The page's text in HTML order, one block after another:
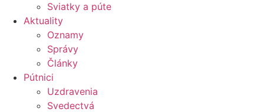
Sviatky a púte
Aktuality
Oznamy
Správy
Články
Pútnici
Uzdravenia
Svedectvá